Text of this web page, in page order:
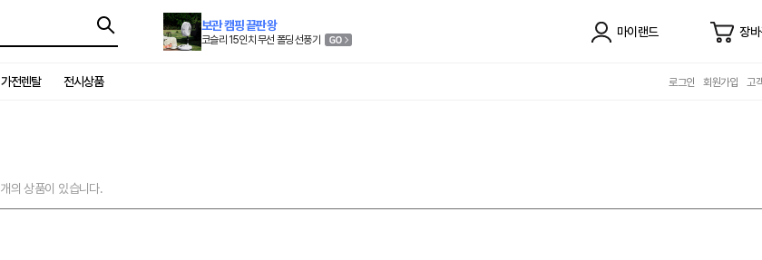
보관 캠핑 끝판왕
코슬리 15인치 무선 폴딩 선풍기
마이랜드 장
가전렌탈 전시상품 로그인 회원가입 고
개의 상품이 있습니다.